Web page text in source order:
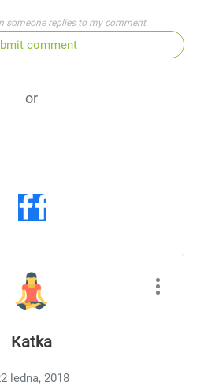
someone replies to my comment
comment
or
Katka
ledna, 2018